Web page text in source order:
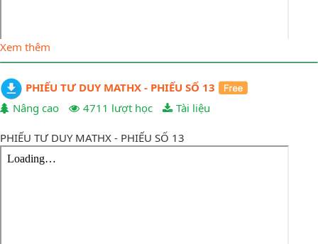
Xem thêm
PHIẾU TƯ DUY MATHX - PHIẾU SỐ 13
Nâng cao
4711 lượt học Tài liệu
PHIẾU TƯ DUY MATHX - PHIẾU SỐ 13